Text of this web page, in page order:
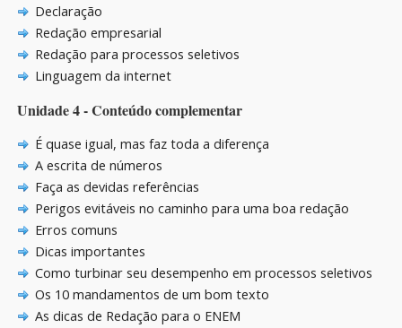
Declaração
Redação empresarial
Redação para processos seletivos
Linguagem da internet
Unidade 4 - Conteúdo complementar
É quase igual, mas faz toda a diferença
A escrita de números
Faça as devidas referências
Perigos evitáveis no caminho para uma boa redação
Erros comuns
Dicas importantes
Como turbinar seu desempenho em processos seletivos
Os 10 mandamentos de um bom texto
As dicas de Redação para o ENEM